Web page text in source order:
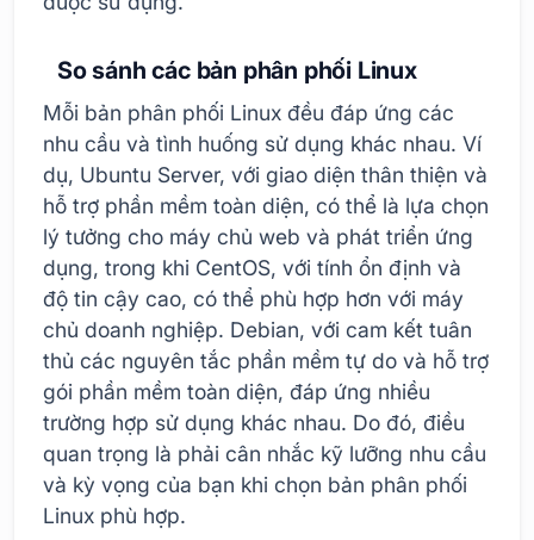
So sánh các bản phân phối Linux
Mỗi bản phân phối Linux đều đáp ứng các
nhu cầu và tình huống sử dụng khác nhau. Ví
dụ, Ubuntu Server, với giao diện thân thiện và
hỗ trợ phần mềm toàn diện, có thể là lựa chọn
lý tưởng cho máy chủ web và phát triển ứng
dụng, trong khi CentOS, với tính ổn định và
độ tin cậy cao, có thể phù hợp hơn với máy
chủ doanh nghiệp. Debian, với cam kết tuân
thủ các nguyên tắc phần mềm tự do và hỗ trợ
gói phần mềm toàn diện, đáp ứng nhiều
trường hợp sử dụng khác nhau. Do đó, điều
quan trọng là phải cân nhắc kỹ lưỡng nhu cầu
và kỳ vọng của bạn khi chọn bản phân phối
Linux phù hợp.